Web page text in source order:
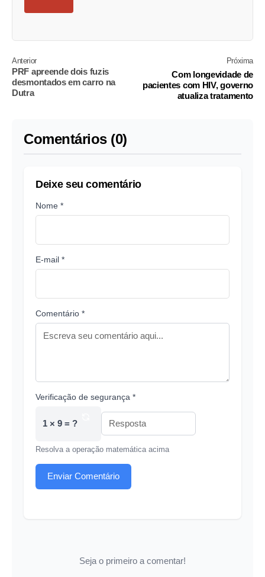
Anterior
PRF apreende dois fuzis
desmontados em carro na
Dutra
Próxima
Com longevidade de
pacientes com HIV, governo
atualiza tratamento
Comentários (0)
Deixe seu comentário
Nome *
E-mail *
Comentário *
Verificação de segurança *
1 × 9 = ?
Resolva a operação matemática acima
Enviar Comentário
Seja o primeiro a comentar!